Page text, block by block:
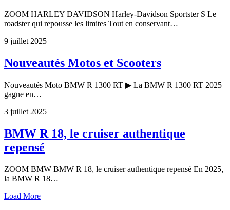
ZOOM HARLEY DAVIDSON Harley-Davidson Sportster S Le
roadster qui repousse les limites Tout en conservant…
9 juillet 2025
Nouveautés Motos et Scooters
Nouveautés Moto BMW R 1300 RT ▶ La BMW R 1300 RT 2025
gagne en…
3 juillet 2025
BMW R 18, le cruiser authentique
repensé
ZOOM BMW BMW R 18, le cruiser authentique repensé En 2025,
la BMW R 18…
Load More